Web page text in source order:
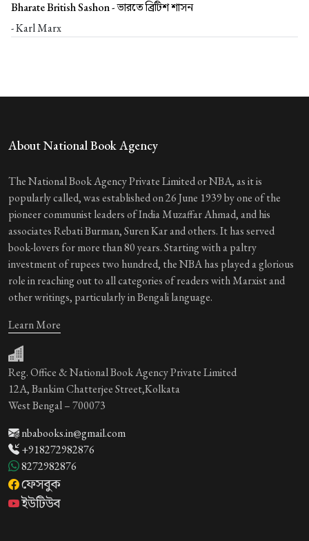
Bharate British Sashon -ভারতে ব্রিটিশ শাসন
- Karl Marx
About National Book Agency
The National Book Agency Private Limited or NBA, as it is
popularly called, was established on 26 June 1939 by one of the
pioneer communist leaders of India Muzaffar Ahmad, and his
associates Rebati Burman, Suren Kar and others. It has served
book-lovers for more than 80 years. Starting with a paltry
investment of rupees two hundred, the NBA has played a glorious
role in reaching out to all categories of readers with Marxist and
other writings, particularly in Bengali language.
Learn More
Reg. Office & National Book Agency Private Limited
12A, Bankim Chatterjee Street,Kolkata
West Bengal – 700073
nbabooks.in@gmail.com
+918272982876
8272982876
ফেসবুক
ইউটিউব